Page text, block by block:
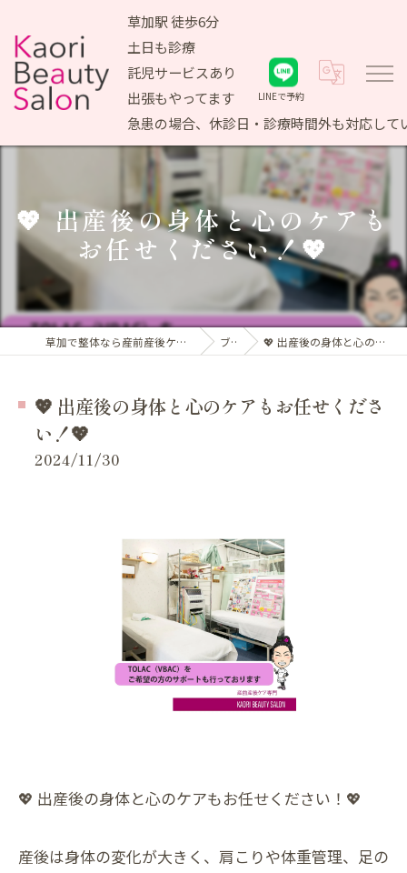
草加駅 徒歩6分
土日も診療
託児サービスあり
出張もやってます
急患の場合、休診日・診療時間外も対応して
LINEで予約
💖 出産後の身体と心のケアも
お任せください！💖
草加で整体なら産前産後ケア専門 かおりビューティサロン ブログ 💖 出産後の身体と心のケアもお任せください！💖
💖 出産後の身体と心のケアもお任せくださ
い！💖
2024/11/30
💖 出産後の身体と心のケアもお任せください！💖
産後は身体の変化が大きく、肩こりや体重管理、足の